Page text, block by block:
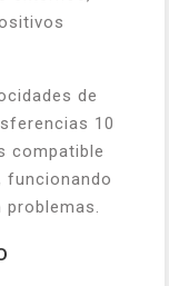
de
10
compatible
funcionando